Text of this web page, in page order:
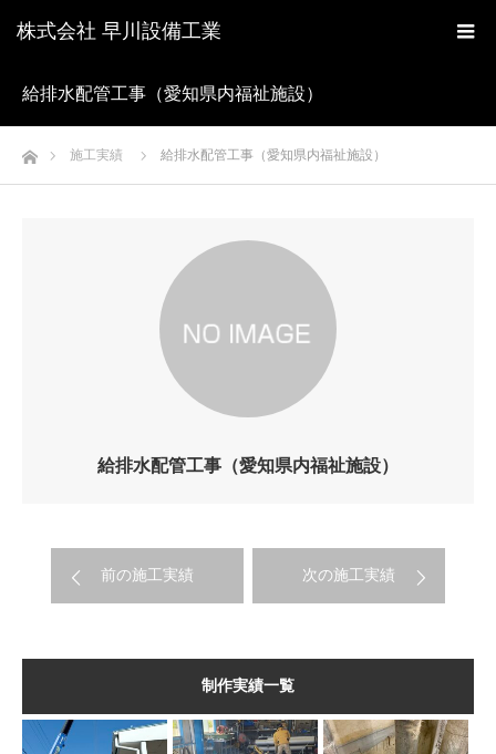
株式会社 早川設備工業
給排水配管工事（愛知県内福祉施設）
ホーム施工実績 給排水配管工事（愛知県内福祉施設）
給排水配管工事（愛知県内福祉施設）
前の施工実績 次の施工実績
制作実績一覧